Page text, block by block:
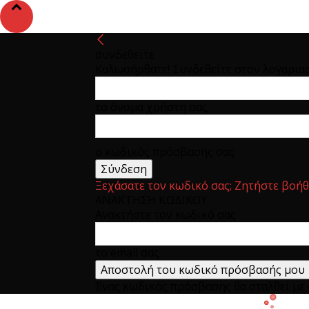
Ξεχάσατε τον κωδικό σας; Ζητήστε